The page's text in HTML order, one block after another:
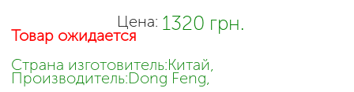
Цена: 1320 грн.
Товар ожидается
Страна изготовитель:Китай,
Производитель:Dong Feng,